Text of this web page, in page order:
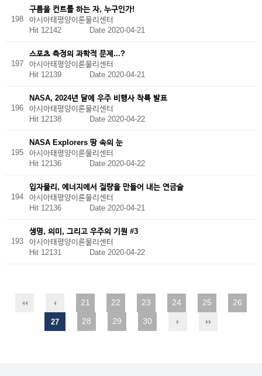
198
구름을 컨트롤 하는 자, 누구인가!
아시아태평양이론물리센터
Hit 12142 Date 2020-04-21
197
스포츠 측정의 과학적 문제...?
아시아태평양이론물리센터
Hit 12139 Date 2020-04-21
196
NASA, 2024년 달에 우주 비행사 착륙 발표
아시아태평양이론물리센터
Hit 12138 Date 2020-04-22
195
NASA Explorers 땅 속의 눈
아시아태평양이론물리센터
Hit 12136 Date 2020-04-22
194
입자물리, 에너지에서 질량을 만들어 내는 연금술
아시아태평양이론물리센터
Hit 12136 Date 2020-04-21
193
생명, 의미, 그리고 우주의 기원 #3
아시아태평양이론물리센터
Hit 12131 Date 2020-04-22
21 22 23 24 25 26
27 28 29 30